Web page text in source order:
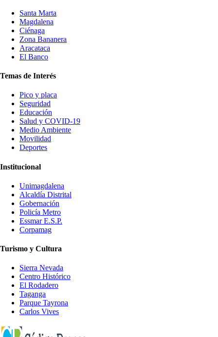
Santa Marta
Magdalena
Ciénaga
Zona Bananera
Aracataca
El Banco
Temas de Interés
Pico y placa
Seguridad
Educación
Salud y COVID-19
Medio Ambiente
Movilidad
Deportes
Institucional
Unimagdalena
Alcaldía Distrital
Gobernación
Policía Metro
Essmar E.S.P.
Corpamag
Turismo y Cultura
Sierra Nevada
Centro Histórico
El Rodadero
Taganga
Parque Tayrona
Carlos Vives